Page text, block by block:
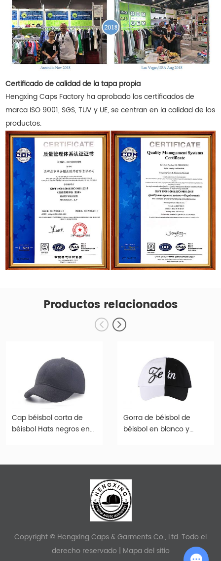
Certificado de calidad de la tapa propia
Hengxing Caps Factory ha aprobado los certificados de
marca ISO 9001, SGS, TUV y UE, se centran en la calidad de los
productos.
Productos relacionados
Cap béisbol corta de
béisbol Hats negros en
Gorra de béisbol de
béisbol en blanco y
Copyright © Hengxing Caps & Garments Co., Ltd. Todo el
derecho reservado | Mapa del sitio